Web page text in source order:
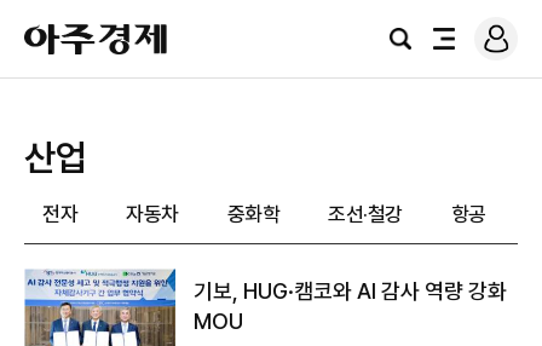
아
주
경
검
전
로
그
산업
전자 자동차 중화학 조선·철강 항공
기보, HUG·캠코와 AI 감사 역량 강화
MOU